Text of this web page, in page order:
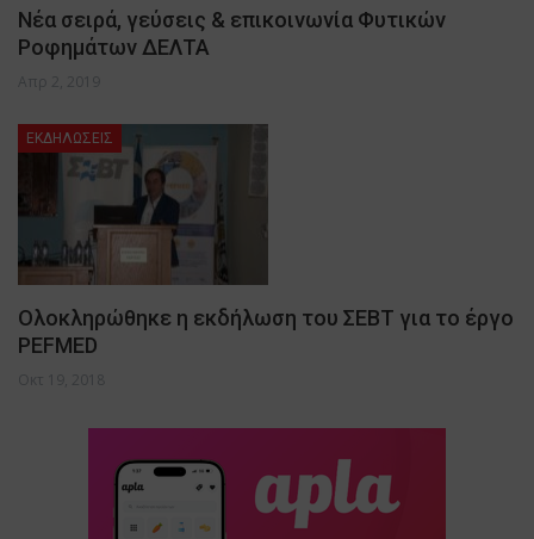
Νέα σειρά, γεύσεις & επικοινωνία Φυτικών
Ροφημάτων ΔΕΛΤΑ
Απρ 2, 2019
ΕΚΔΗΛΩΣΕΙΣ
Ολοκληρώθηκε η εκδήλωση του ΣΕΒΤ για το έργο
PEFMED
Οκτ 19, 2018